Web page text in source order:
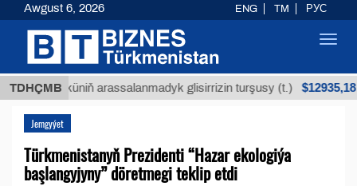
TDHÇMB
köküniň arassalanmadyk glisirrizin turşusy (t.) $12935,18
Jemgyýet
Türkmenistanyň Prezidenti “Hazar ekologiýa
başlangyjyny” döretmegi teklip etdi
Awgust 6, 2026 ENG TM РУС